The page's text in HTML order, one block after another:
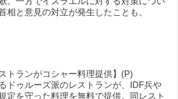
相と意見の対立が発生したことも。
トランがコシャー料理提供】(P)
ドゥルーズ派のレストランが、IDF兵や
定を守った料理を無料で提供。同レスト